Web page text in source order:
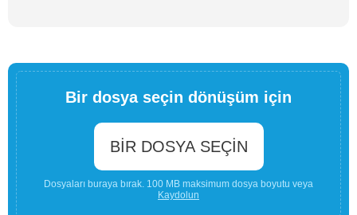
Bir dosya seçin dönüşüm için
BIR DOSYA SEÇIN
Dosyaları buraya bırak. 100 MB maksimum dosya boyutu veya
Kaydolun